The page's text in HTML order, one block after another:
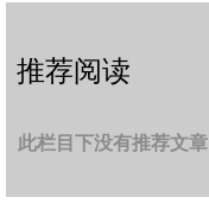
推荐阅读
此栏目下没有推荐文章